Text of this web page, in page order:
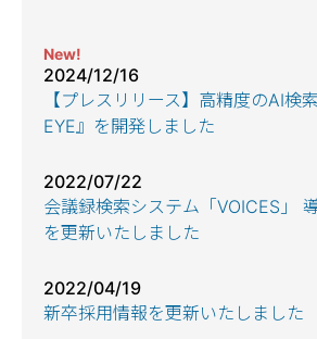
2024/12/16
【プレスリリース】高精度のAI検
EYE』を開発しました
2022/07/22
会議録検索システム「VOICES」
を更新いたしました
2022/04/19
新卒採用情報を更新いたしました